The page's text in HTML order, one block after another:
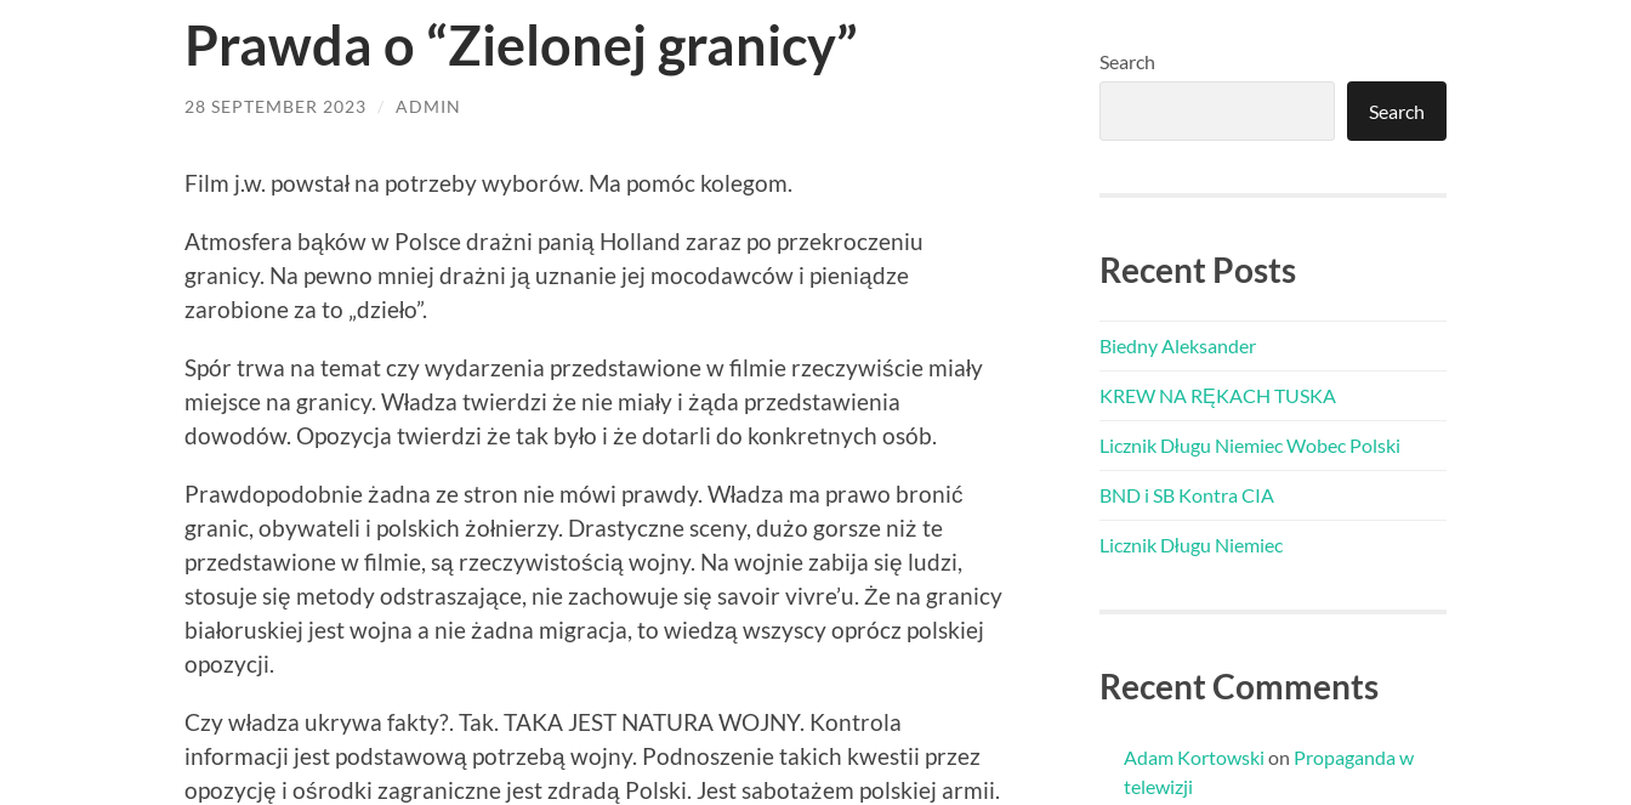
Prawda o “Zielonej granicy”
28 SEPTEMBER 2023 / ADMIN
Film j.w. powstał na potrzeby wyborów. Ma pomóc kolegom.
Atmosfera bąków w Polsce drażni panią Holland zaraz po przekroczeniu
granicy. Na pewno mniej drażni ją uznanie jej mocodawców i pieniądze
zarobione za to „dzieło”.
Spór trwa na temat czy wydarzenia przedstawione w filmie rzeczywiście miały
miejsce na granicy. Władza twierdzi że nie miały i żąda przedstawienia
dowodów. Opozycja twierdzi że tak było i że dotarli do konkretnych osób.
Prawdopodobnie żadna ze stron nie mówi prawdy. Władza ma prawo bronić
granic, obywateli i polskich żołnierzy. Drastyczne sceny, dużo gorsze niż te
przedstawione w filmie, są rzeczywistością wojny. Na wojnie zabija się ludzi,
stosuje się metody odstraszające, nie zachowuje się savoir vivre’u. Że na granicy
białoruskiej jest wojna a nie żadna migracja, to wiedzą wszyscy oprócz polskiej
opozycji.
Czy władza ukrywa fakty?. Tak. TAKA JEST NATURA WOJNY. Kontrola
informacji jest podstawową potrzebą wojny. Podnoszenie takich kwestii przez
opozycję i ośrodki zagraniczne jest zdradą Polski. Jest sabotażem polskiej armii.
Search
Search
Recent Posts
Biedny Aleksander
KREW NA RĘKACH TUSKA
Licznik Długu Niemiec Wobec Polski
BND i SB Kontra CIA
Licznik Długu Niemiec
Recent Comments
Adam Kortowski on Propaganda w
telewizji